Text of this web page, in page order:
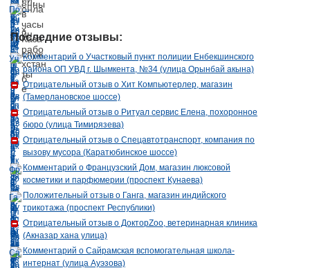
...
Последние отзывы:
Комментарий о Участковый пункт полиции Енбекшинского
района ОП УВД г. Шымкента, №34 (улица Орынбай акына)
Отрицательный отзыв о Хит Компьютерлер, магазин
(Тамерлановское шоссе)
Отрицательный отзыв о Ритуал сервис Елена, похоронное
бюро (улица Тимирязева)
Отрицательный отзыв о Спецавтотранспорт, компания по
вызову мусора (Каратюбинское шоссе)
Комментарий о Французский Дом, магазин люксовой
косметики и парфюмерии (проспект Кунаева)
Положительный отзыв о Ганга, магазин индийского
трикотажа (проспект Республики)
Отрицательный отзыв о ДокторZoo, ветеринарная клиника
(Акназар хана улица)
Комментарий о Сайрамская вспомогательная школа-
интернат (улица Ауэзова)